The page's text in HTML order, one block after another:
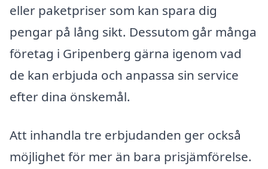
eller paketpriser som kan spara dig
pengar på lång sikt. Dessutom går många
företag i Gripenberg gärna igenom vad
de kan erbjuda och anpassa sin service
efter dina önskemål.
Att inhandla tre erbjudanden ger också
möjlighet för mer än bara prisjämförelse.